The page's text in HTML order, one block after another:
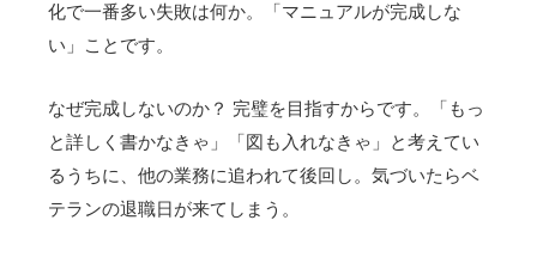
化で一番多い失敗は何か。「マニュアルが完成しな
い」ことです。
なぜ完成しないのか？ 完璧を目指すからです。「もっ
と詳しく書かなきゃ」「図も入れなきゃ」と考えてい
るうちに、他の業務に追われて後回し。気づいたらベ
テランの退職日が来てしまう。